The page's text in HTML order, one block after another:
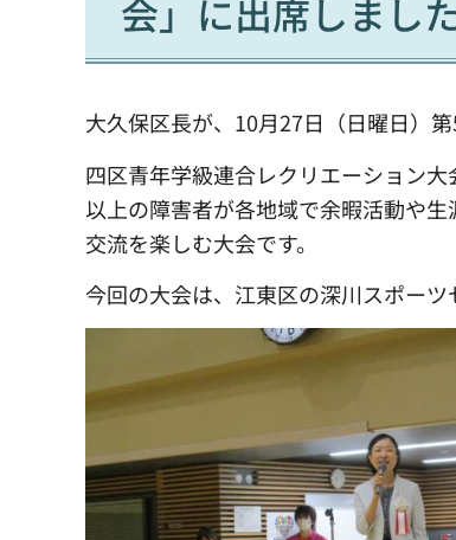
会」に出席しまし
大久保区長が、10月27日（日曜日）
四区青年学級連合レクリエーション
以上の障害者が各地域で余暇活動や
交流を楽しむ大会です。
今回の大会は、江東区の深川スポーツ